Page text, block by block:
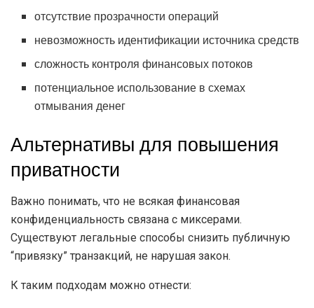
отсутствие прозрачности операций
невозможность идентификации источника средств
сложность контроля финансовых потоков
потенциальное использование в схемах
отмывания денег
Альтернативы для повышения
приватности
Важно понимать, что не всякая финансовая
конфиденциальность связана с миксерами.
Существуют легальные способы снизить публичную
“привязку” транзакций, не нарушая закон.
К таким подходам можно отнести: